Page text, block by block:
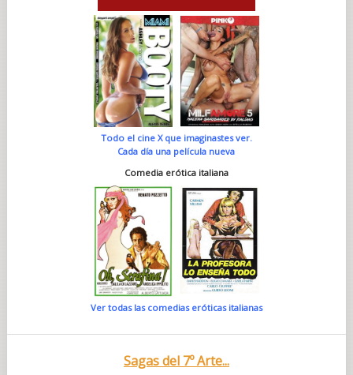
Todo el cine X que imaginastes ver.
Cada día una película nueva
Comedia erótica italiana
Ver todas las comedias eróticas italianas
Sagas del 7º Arte...